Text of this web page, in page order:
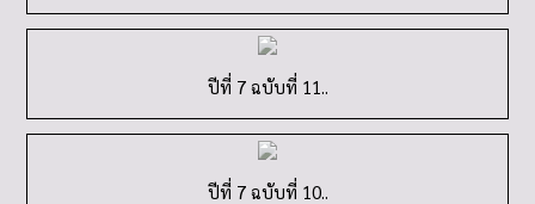
ปีที่ 7 ฉบับที่ 11..
ปีที่ 7 ฉบับที่ 10..